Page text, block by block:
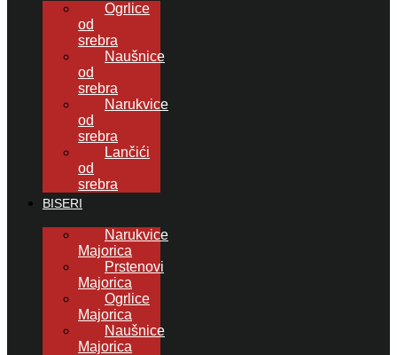
Ogrlice
od
srebra
Naušnice
od
srebra
Narukvice
od
srebra
Lančići
od
srebra
BISERI
Narukvice
Majorica
Prstenovi
Majorica
Ogrlice
Majorica
Naušnice
Majorica